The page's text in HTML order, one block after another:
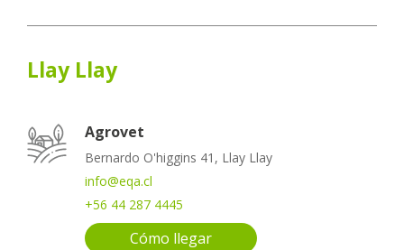
Llay Llay
Agrovet
Bernardo O'higgins 41, Llay Llay
info@eqa.cl
+56 44 287 4445
Cómo llegar